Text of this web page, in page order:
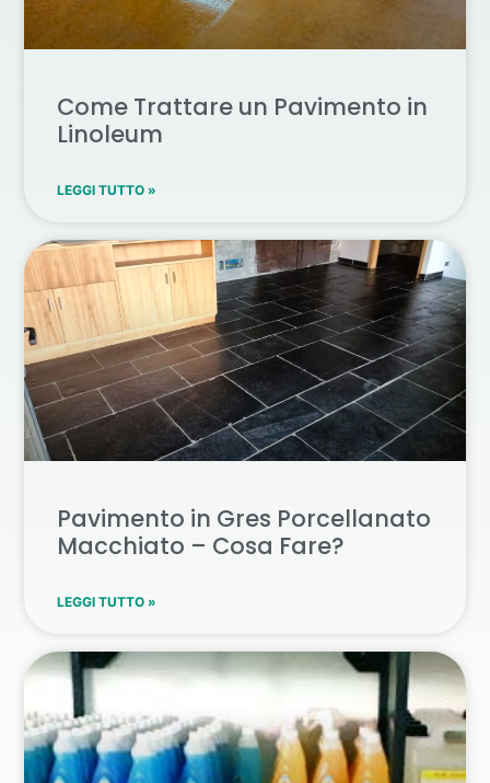
Come Trattare un Pavimento in
Linoleum
LEGGI TUTTO »
Pavimento in Gres Porcellanato
Macchiato – Cosa Fare?
LEGGI TUTTO »